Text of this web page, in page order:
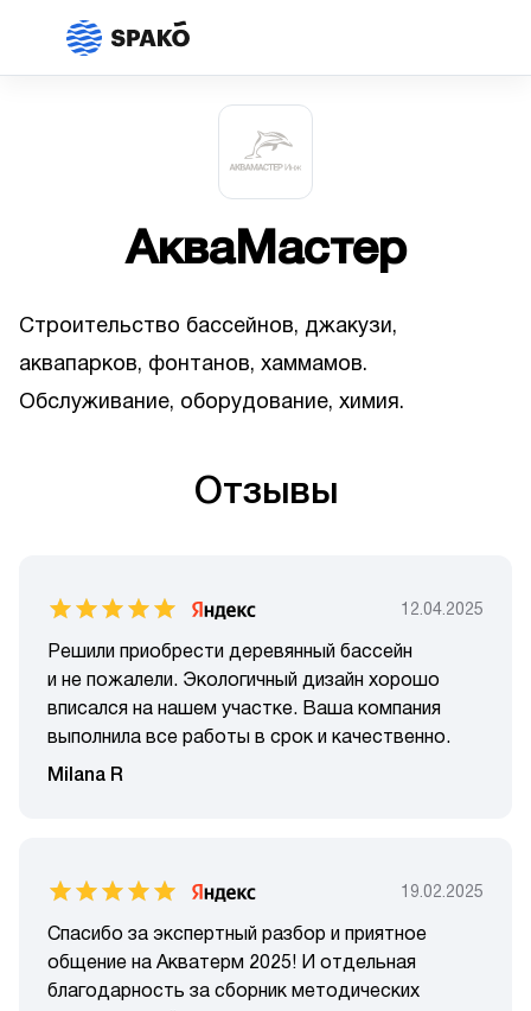
АкваМастер
Строительство бассейнов, джакузи,
аквапарков, фонтанов, хаммамов.
Обслуживание, оборудование, химия.
Отзывы
12.04.2025
Решили приобрести деревянный бассейн
и не пожалели. Экологичный дизайн хорошо
вписался на нашем участке. Ваша компания
выполнила все работы в срок и качественно.
Milana R
19.02.2025
Спасибо за экспертный разбор и приятное
общение на Акватерм 2025! И отдельная
благодарность за сборник методических